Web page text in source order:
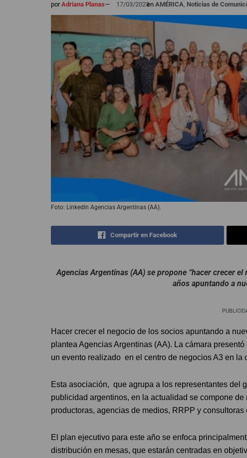
porAdriana Planas— 17/03/2023en AMÉRICA, Noticias de
Foto: LinkedIn Agencias Argentinas (AA).
Compartir en Facebook
Agencias Argentinas (AA) se propone “hacer crecer
años apuntando a
Hacer crecer el negocio de los socios apuntando a
plantea Agencias Argentinas (AA). La cámara
un evento realizado en el centro de negocios A3 en la
Esta asociación, que agrupa a los representantes del
publicidad argentinos, en la actualidad se compone
productoras, agencias de medios, RRPP y consultoras
El plan ejecutivo para este año se enfoca
distribución en mesas, que estarán centradas en